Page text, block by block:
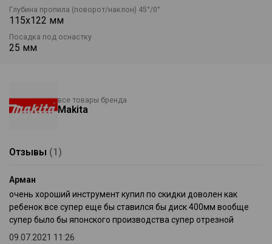
Глубина пропила (поворот/наклон) 45°/0°
115х122 мм
Посадка под оснастку
25 мм
все товары бренда
Makita
Отзывы (1)
Арман
очень хороший инструмент купил по скидки доволен как
ребенок все супер еще бы ставился бы диск 400мм вообще
супер было бы японского производства супер отрезной
09.07.2021 11:26